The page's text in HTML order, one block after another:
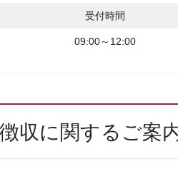
受付時間
09:00～12:00
収に関するご案